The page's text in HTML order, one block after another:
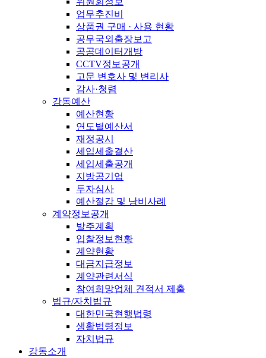
업무추진비
상품권 구매 · 사용 현황
공무국외출장보고
공공데이터개방
CCTV정보공개
고문 변호사 및 변리사
감사·청렴
강동예산
예산현황
연도별예산서
재정공시
세입세출결산
세입세출공개
지방공기업
투자심사
예산절감 및 낭비사례
계약정보공개
발주계획
입찰정보현황
계약현황
대금지급정보
계약관련서식
참여희망업체 견적서 제출
법규/자치법규
대한민국현행법령
생활법령정보
자치법규
강동소개